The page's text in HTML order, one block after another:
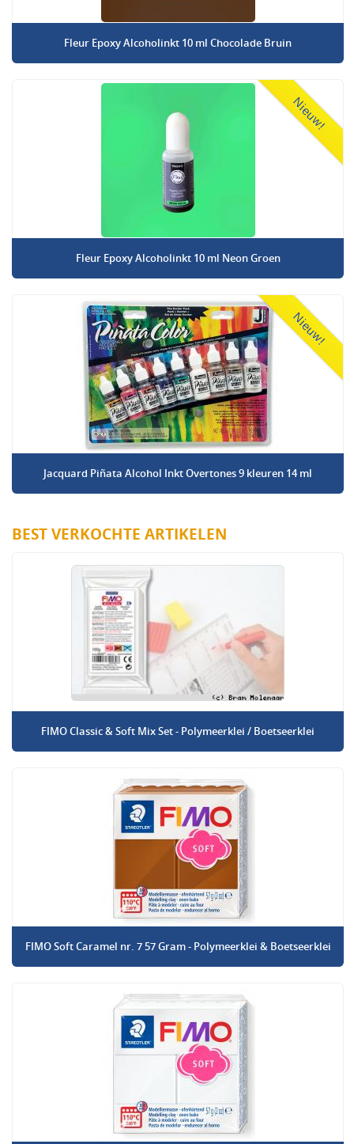
Fleur Epoxy Alcoholinkt 10 ml Chocolade Bruin
Nieuw!
Fleur Epoxy Alcoholinkt 10 ml Neon Groen
Nieuw!
Jacquard Piñata Alcohol Inkt Overtones 9 kleuren 14 ml
BEST VERKOCHTE ARTIKELEN
FIMO Classic & Soft Mix Set - Polymeerklei / Boetseerklei
FIMO Soft Caramel nr. 7 57 Gram - Polymeerklei & Boetseerklei